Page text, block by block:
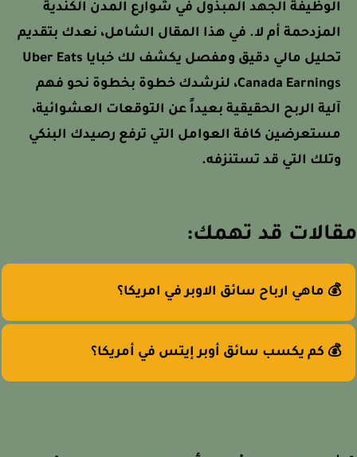
الوظيفة الجهد المبذول في شوارع المدن الكندية
المزدحمة أم لا. في هذا المقال الشامل، نعدك بتقديم
تحليل مالي دقيق ومفصل يكشف لك خبايا Uber Eats
Canada Earnings، لنرشدك خطوة بخطوة نحو فهم
آلية الربح الحقيقية بعيداً عن التوقعات العشوائية،
مستعرضين كافة العوامل التي ترفع رصيدك البنكي
وتلك التي قد تستنزفه.
قد تهمك:
💰 ماهي ارباح سائق الاوبر في امريكا؟
💰 كم يكسب سائق أوبر إيتس في أمريكا؟